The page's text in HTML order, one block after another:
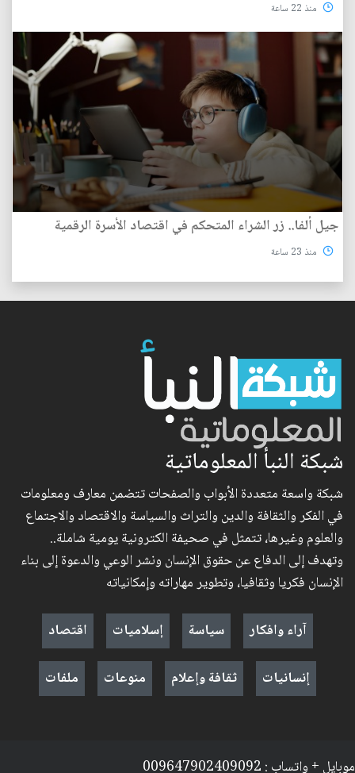
منذ 22 ساعة
جيل ألفا.. زر الشراء المتحكم في اقتصاد الأسرة الرقمية
منذ 23 ساعة
شبكة النبأ المعلوماتية
شبكة واسعة متعددة الأبواب والصفحات تتضمن معارف ومعلومات
في الفكر والثقافة والدين والتراث والسياسة والاقتصاد والاجتماع
والعلوم وغيرها، تتمثل في صحيفة الكترونية يومية شاملة..
وتهدف إلى الدفاع عن حقوق الإنسان ونشر الوعي والدعوة إلى بناء
الإنسان فكريا وثقافيا، وتطوير مهاراته وإمكانياته
آراء وافكار
سياسة إسلاميات
اقتصاد
إنسانيات
ثقافة وإعلام منوعات ملفات
موبايل + واتساب : 009647902409092